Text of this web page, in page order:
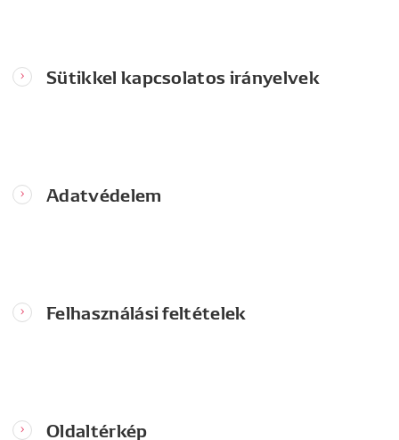
Sütikkel kapcsolatos irányelvek
Adatvédelem
Felhasználási feltételek
Oldaltérkép